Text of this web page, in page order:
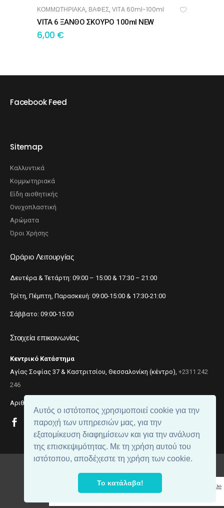
Αυτός ο ιστότοπος χρησιμοποιεί cookie για την
παροχή των υπηρεσιών μας, για την
εξατομίκευση διαφημίσεων και για την ανάλυση
της επισκεψιμότητας. Με τη χρήση αυτού του
ιστότοπου, αποδέχεστε τη χρήση των cookie.
Το κατάλαβα!
ΠΡΟΣΘΉΚΗ ΣΤΟ ΚΑΛΆΘΙ
ΚΟΜΜΩΤΗΡΙΑΚΑ, ΒΑΦΕΣ, VITA 60ml-100ml
VITA 6 ΞΑΝΘΟ ΣΚΟΥΡΟ 100ml NEW
6,00 €
Facebook Feed
Sitemap
Καλλυντικά
Κομμωτηριακά
Είδη αισθητικής
Ονυχοπλαστική
Αρώματα
Όροι Χρήσης
Ωράριο Λειτουργίας
Δευτέρα & Τετάρτη: 09:00 – 15:00 & 17:30 – 21:00
Τρίτη, Πέμπτη, Παρασκευή: 09:00-15:00 & 17:30-21:00
Σάββατο: 09:00-15:00
Στοιχεία επικοινωνίας
Κεντρικό Κατάστημα
Αγίας Σοφίας 37 & Καστριτσίου, Θεσσαλονίκη (κέντρο), +2311 242
246
Αριθμός ΓΕΜΗ: 059299204000
beautynet . All rights reserved.